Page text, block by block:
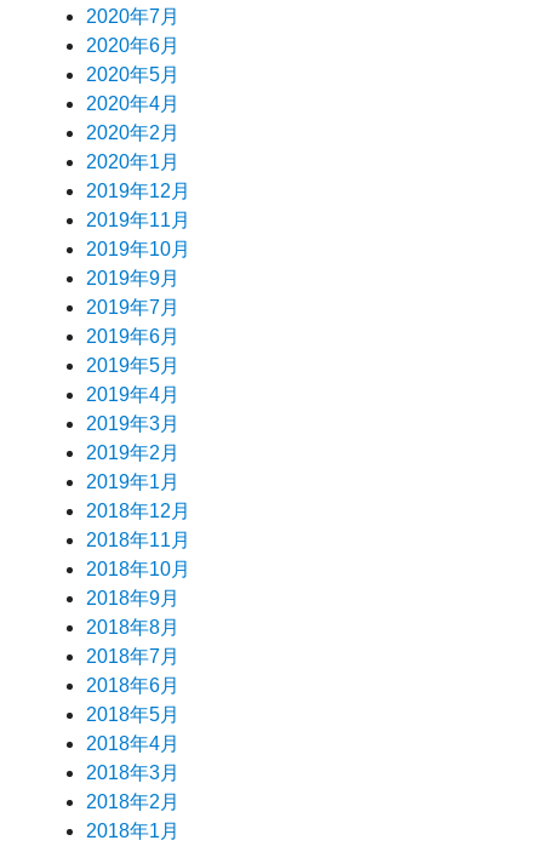
2020年7月
2020年6月
2020年5月
2020年4月
2020年2月
2020年1月
2019年12月
2019年11月
2019年10月
2019年9月
2019年7月
2019年6月
2019年5月
2019年4月
2019年3月
2019年2月
2019年1月
2018年12月
2018年11月
2018年10月
2018年9月
2018年8月
2018年7月
2018年6月
2018年5月
2018年4月
2018年3月
2018年2月
2018年1月